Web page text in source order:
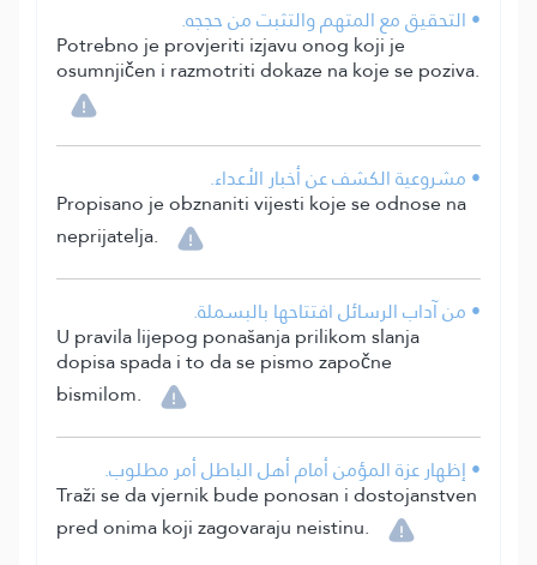
• التحقيق مع المتهم والتثبت من حججه.
Potrebno je provjeriti izjavu onog koji je
osumnjičen i razmotriti dokaze na koje se poziva.
• مشروعية الكشف عن أخبار الأعداء.
Propisano je obznaniti vijesti koje se odnose na
neprijatelja.
• من آداب الرسائل افتتاحها بالبسملة.
U pravila lijepog ponašanja prilikom slanja
dopisa spada i to da se pismo započne
bismilom.
• إظهار عزة المؤمن أمام أهل الباطل أمر مطلوب.
Traži se da vjernik bude ponosan i dostojanstven
pred onima koji zagovaraju neistinu.